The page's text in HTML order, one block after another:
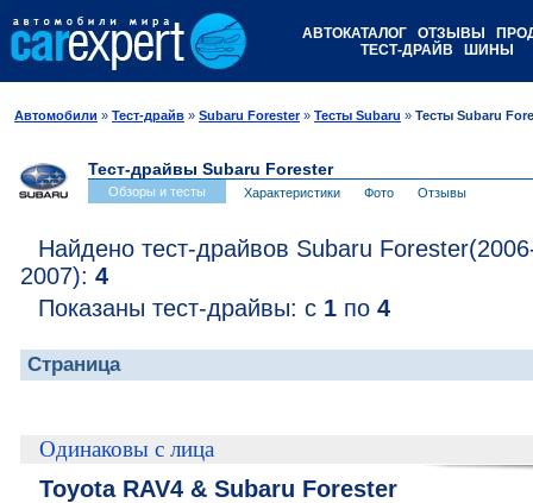
АВТОКАТАЛОГ ОТЗЫВЫ
ТЕСТ-ДРАЙВ
ШИНЫ
Автомобили » Тест-драйв » Subaru Forester» Тесты Subaru » Тесты Subaru
Тест-драйвы Subaru Forester
Обзоры и тесты Характеристики Фото Отзывы
Найдено тест-драйвов Subaru
2007): 4
Показаны тест-драйвы: с 1 по 4
Страница
Одинаковы с лица
Toyota RAV4 & Subaru Forester